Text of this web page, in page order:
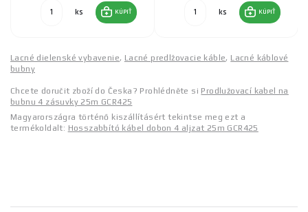
ks KÚPIŤ ks KÚPIŤ
Lacné dielenské vybavenie, Lacné predlžovacie káble, Lacné káblové
bubny
Chcete doručit zboží do Česka? Prohlédněte si Prodlužovací kabel na
bubnu 4 zásuvky 25m GCR425
Magyarországra történő kiszállításért tekintse meg ezt a
termékoldalt: Hosszabbító kábel dobon 4 aljzat 25m GCR425